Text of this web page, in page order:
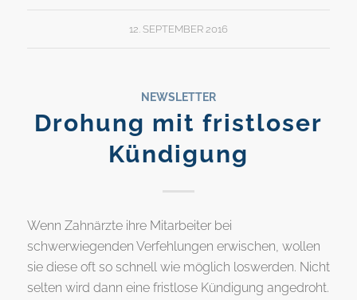
12. SEPTEMBER 2016
NEWSLETTER
Drohung mit fristloser
Kündigung
Wenn Zahnärzte ihre Mitarbeiter bei
schwerwiegenden Verfehlungen erwischen, wollen
sie diese oft so schnell wie möglich loswerden. Nicht
selten wird dann eine fristlose Kündigung angedroht.